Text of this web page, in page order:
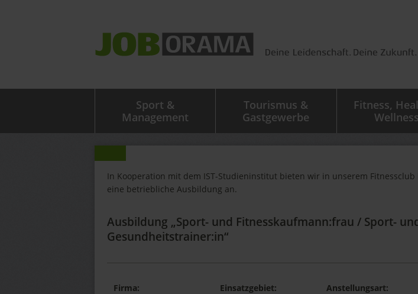
Sport &
Management
Tourismus &
Gastgewerbe
Fitness,
Wellness
In Kooperation mit dem IST-Studieninstitut bieten wir in unserem
eine betriebliche Ausbildung an.
Ausbildung „Sport- und Fitnesskaufmann:frau / Sport-
Gesundheitstrainer:in“
Firma:
Einsatzgebiet:
Anstellungsart: